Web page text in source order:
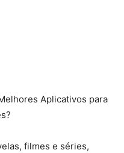
Aplicativos para
filmes e séries,